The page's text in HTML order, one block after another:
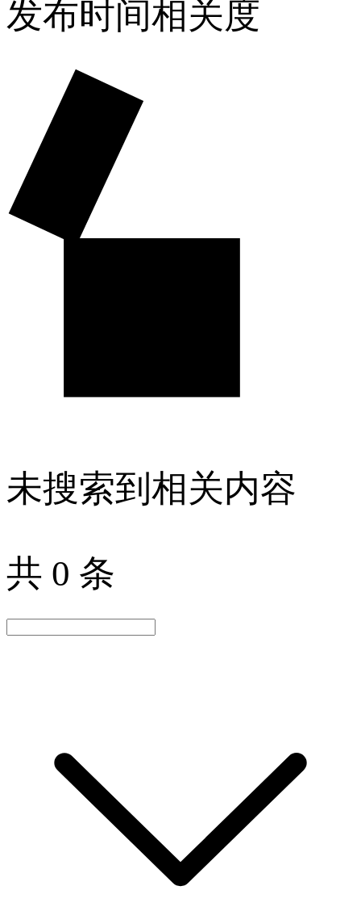
发布时间相关度
未搜索到相关内容
共 0 条